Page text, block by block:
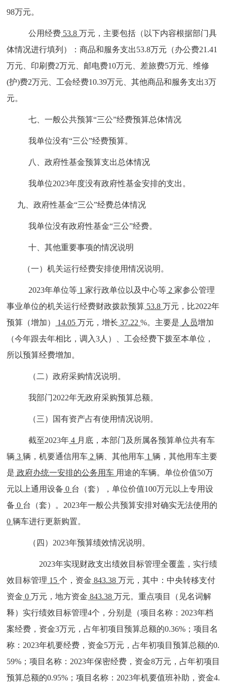
98万元。
公用经费 53.8 万元，主要包括（以下内容根据部门具
体情况进行填列 ） ：商品和服务支出53.8万元 （办公费21.41
万元
印刷费2万元 邮电费10万元 差旅费5万元 、维修
(护)费2万元 工会经费10.39万元、其他商品和服务支出3万
元。
七、一般公共预算“三公”经费预算总体情况
我单位没有“三公”经费预算。
八、政府性基金预算支出总体情况
我单位2023年度没有政府性基金安排的支出。
九、政府性基金“三公”经费总体情况
我单位没有政府性基金“三公”经费。
十 、其他重要事项的情况说明
（一）机关运行经费安排使用情况说明。
2023年单位等 1 家行政单位以及中心等 2 家参公管理
事业单位的机关运行经费财政拨款预算 53.8 万元，比2022年
预算（增加） 14.05 万元，增长 37.22 %。主要是 人员增加
（今年跟去年相比，调入3人）、工会经费下拨至本单位，
所以预算经费增加。
（二）政府采购情况说明。
我部门2022年无政府采购预算总额。
（三）国有资产占有使用情况说明。
截至2023年 4 月底，本部门 及所属各预算单位共有车
辆 3 辆，机要通信用车 2 辆、其他用车 1 辆，其他用车主要
是 政府办统一安排的公务用车 用途的车辆。单位价值50万
元以上通用设备 0 台（套），单位价值100万元以上专用设
备 0 台（套）。 2023年一般公共预算安排对确实无法使用的
0 辆车进行更新购置。
（四）2023年预算绩效情况说明。
2023年实现财政支出绩效目标管理全覆盖，实行绩
效目标管理 15 个，资金 843.38 万元，其中：中央转移支付
资金 0 万元，地方资金 843.38 万元。重点项目（见名词解
释）实行绩效目标管理4个，分别是（项目名称： 2023年档
案经费，资金3万元，占年初项目预算总额的0.36%；项目名
称：2023年机要经费，资金5万元，占年初项目预算总额的0.
59%；项目名称：2023年保密经费，资金8万元，占年初项目
预算总额的0.95%；项目名称：2023年机要值班补助，资金4.